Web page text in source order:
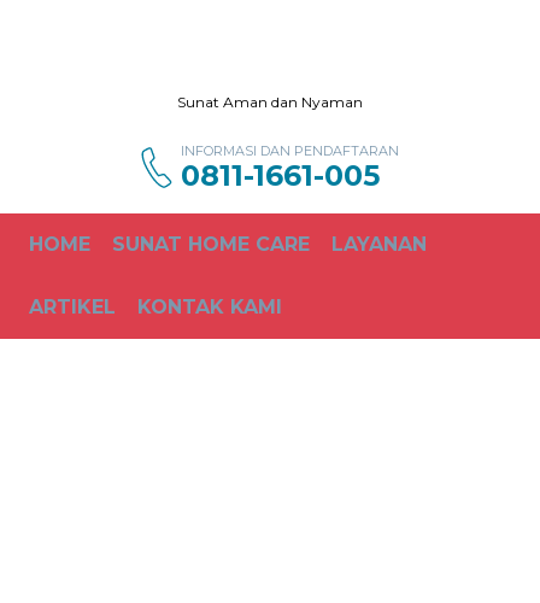
Sunat Aman dan Nyaman
INFORMASI DAN PENDAFTARAN
0811-1661-005
HOME SUNAT HOME CARE LAYANAN
ARTIKEL KONTAK KAMI